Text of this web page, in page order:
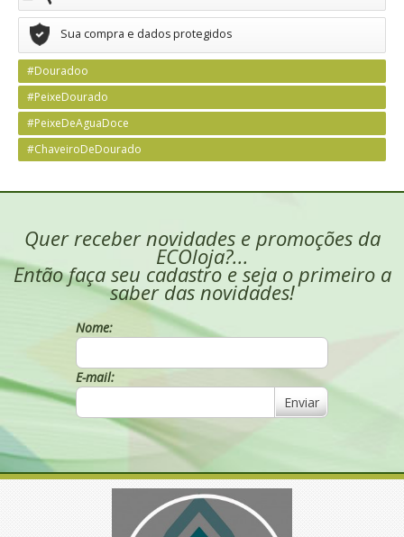
Sua compra e dados protegidos
#Douradoo
#PeixeDourado
#PeixeDeAguaDoce
#ChaveiroDeDourado
Quer receber novidades e promoções da
ECOloja?...
Então faça seu cadastro e seja o primeiro a
saber das novidades!
Nome:
E-mail:
Enviar